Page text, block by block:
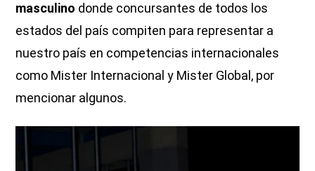
masculino donde concursantes de todos los
estados del país compiten para representar a
nuestro país en competencias internacionales
como Mister Internacional y Mister Global, por
mencionar algunos.